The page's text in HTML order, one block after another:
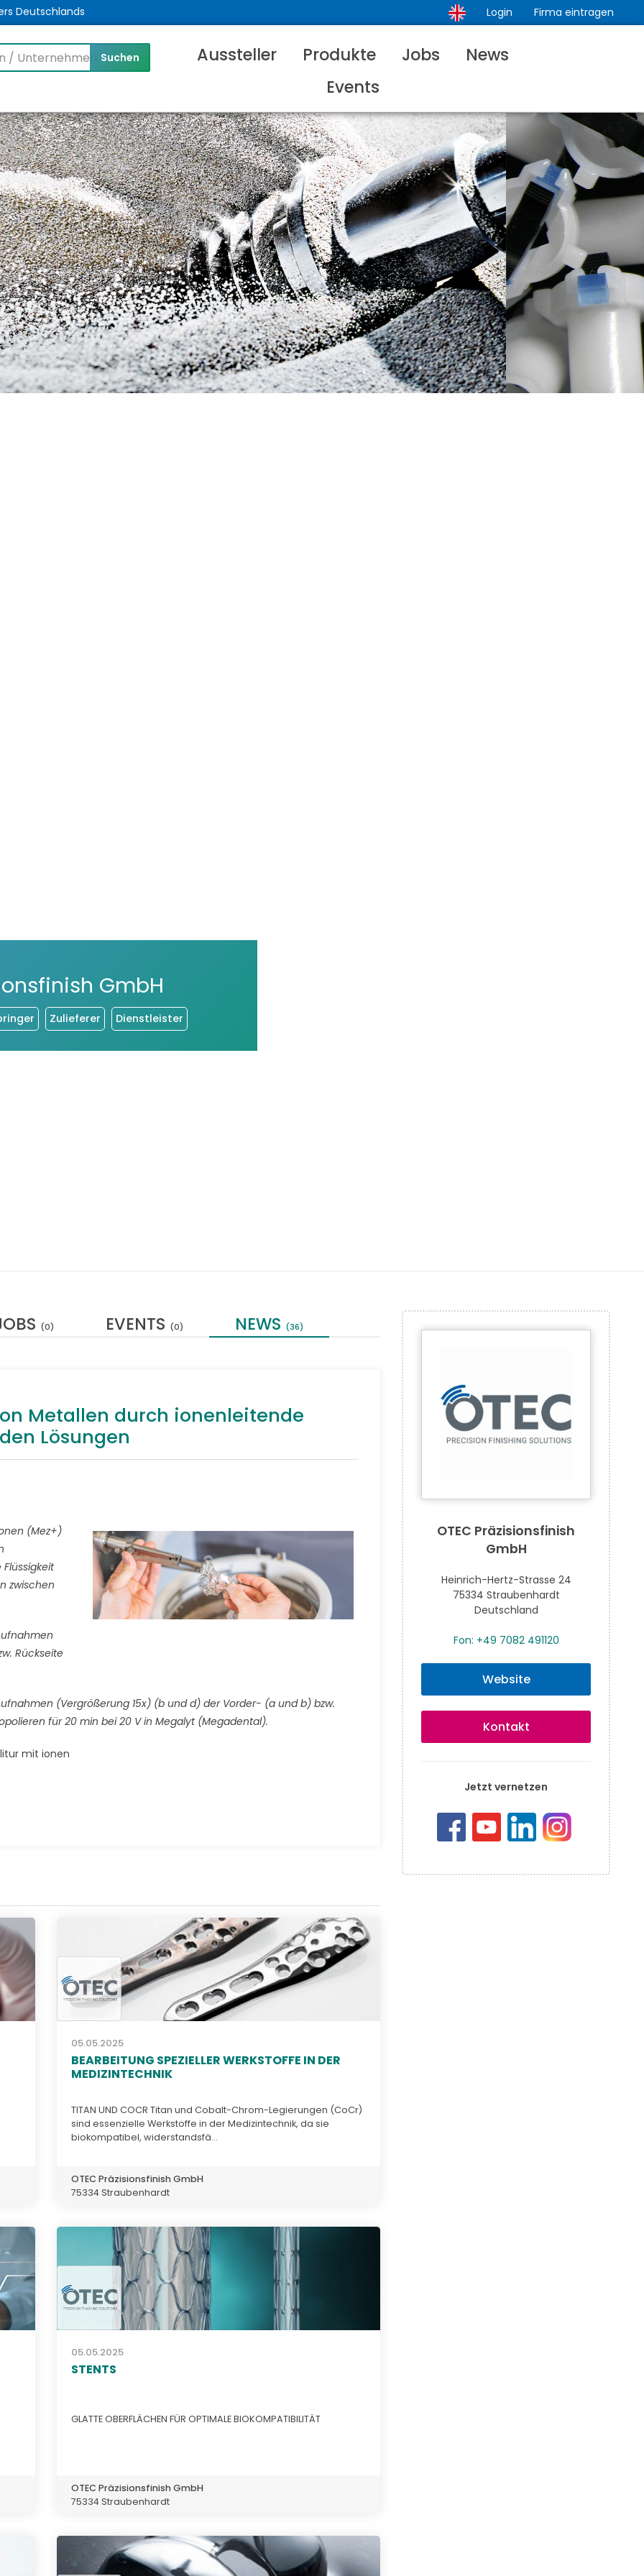
Deutschlands Login Firma eintragen
Aussteller Produkte Jobs
News
Events
GmbH
Zulieferer Dienstleister
(0) EVENTS (0) NEWS (36)
Metallen durch ionenleitende
Lösungen
(Mez+)
zwischen
Rückseite
(Vergrößerung 15x) (b und d) der Vorder- (a und b) bzw.
für 20 min bei 20 V in Megalyt (Megadental).
mit ionen
05.05.2025
BEARBEITUNG SPEZIELLER WERKSTOFFE IN DER
MEDIZINTECHNIK
TITAN UND COCR Titan und Cobalt-Chrom-Legierungen (CoCr)
sind essenzielle Werkstoffe in der Medizintechnik, da sie
biokompatibel, widerstandsfä...
OTEC Präzisionsfinish GmbH
75334 Straubenhardt
05.05.2025
STENTS
GLATTE OBERFLÄCHEN FÜR OPTIMALE BIOKOMPATIBILITÄT
OTEC Präzisionsfinish GmbH
75334 Straubenhardt
OTEC Präzisionsfinish
GmbH
Heinrich-Hertz-Strasse 24
75334 Straubenhardt
Deutschland
Fon: +49 7082 491120
Website
Kontakt
Jetzt vernetzen